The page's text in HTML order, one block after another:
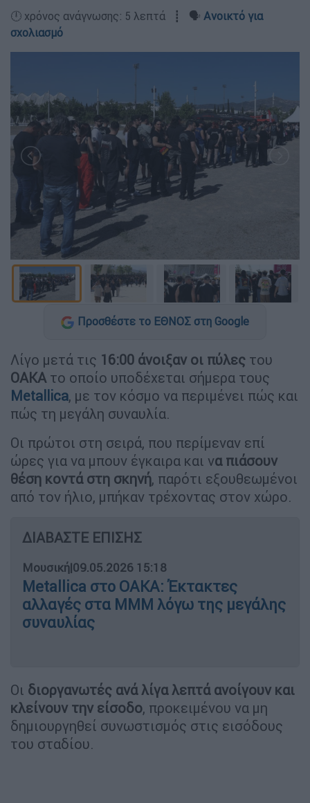
🕛 χρόνος ανάγνωσης: 5 λεπτά ┋ 🗣️ Ανοικτό για
σχολιασμό
Προσθέστε το ΕΘΝΟΣ στη Google
Λίγο μετά τις 16:00 άνοιξαν οι πύλες του
ΟΑΚΑ το οποίο υποδέχεται σήμερα τους
Metallica, με τον κόσμο να περιμένει πώς και
πώς τη μεγάλη συναυλία.
Οι πρώτοι στη σειρά, που περίμεναν επί
ώρες για να μπουν έγκαιρα και να πιάσουν
θέση κοντά στη σκηνή, παρότι εξουθεωμένοι
από τον ήλιο, μπήκαν τρέχοντας στον χώρο.
ΔΙΑΒΑΣΤΕ ΕΠΙΣΗΣ
Μουσική|09.05.2026 15:18
Metallica στο ΟΑΚΑ: Έκτακτες
αλλαγές στα ΜΜΜ λόγω της μεγάλης
συναυλίας
Οι διοργανωτές ανά λίγα λεπτά ανοίγουν και
κλείνουν την είσοδο, προκειμένου να μη
δημιουργηθεί συνωστισμός στις εισόδους
του σταδίου.